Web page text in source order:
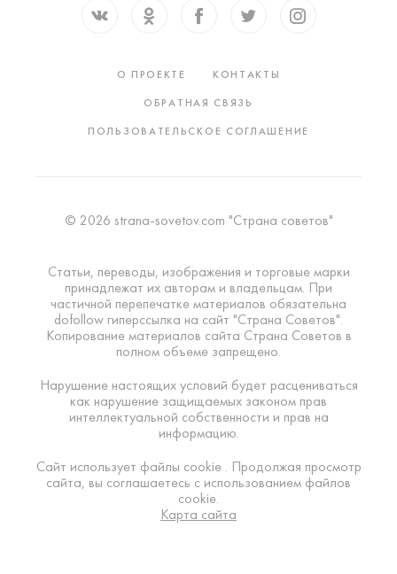
О ПРОЕКТЕ
КОНТАКТЫ
ОБРАТНАЯ СВЯЗЬ
ПОЛЬЗОВАТЕЛЬСКОЕ СОГЛАШЕНИЕ
© 2026 strana-sovetov.com "Страна советов"
Статьи, переводы, изображения и торговые марки
принадлежат их авторам и владельцам. При
частичной перепечатке материалов обязательна
dofollow гиперссылка на сайт "Страна Советов".
Копирование материалов сайта Страна Советов в
полном объеме запрещено.
Нарушение настоящих условий будет расцениваться
как нарушение защищаемых законом прав
интеллектуальной собственности и прав на
информацию.
Сайт использует файлы cookie . Продолжая просмотр
сайта, вы соглашаетесь с использованием файлов
cookie.
Карта сайта